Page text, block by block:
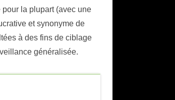
la plupart (avec une
et synonyme de
à des fins de ciblage
généralisée.